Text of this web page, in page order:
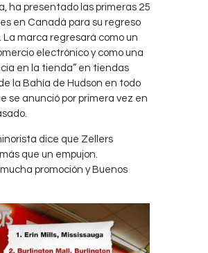
ha presentado las primeras 25
en Canadá para su regreso
La marca regresará como un
electrónico y como una
en la tienda” en tiendas
la Bahía de Hudson en todo
se anunció por primera vez en
dice que Zellers
que un empujon.
promoción y Buenos